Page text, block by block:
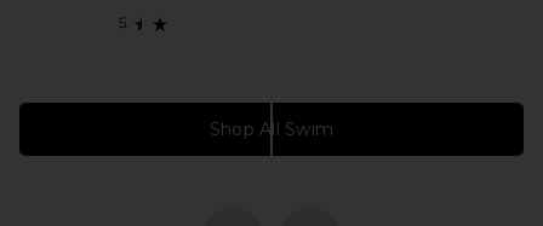
Shop All Swim